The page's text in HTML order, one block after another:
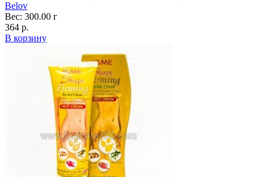
Belov
Вес: 300.00 г
364 р.
В корзину